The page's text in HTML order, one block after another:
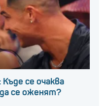
се очаква
се оженят?